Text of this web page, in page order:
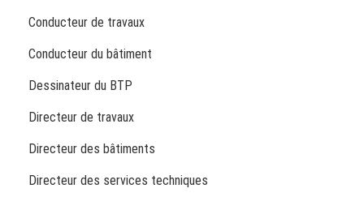
Conducteur de travaux
Conducteur du bâtiment
Dessinateur du BTP
Directeur de travaux
Directeur des bâtiments
Directeur des services techniques